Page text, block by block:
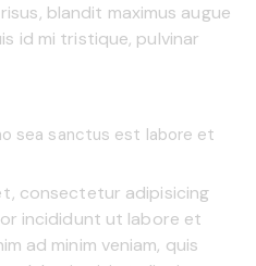
blandit maximus augue
id mi tristique, pulvinar
sea sanctus est labore et
consectetur adipisicing
incididunt ut labore et
ad minim veniam, quis